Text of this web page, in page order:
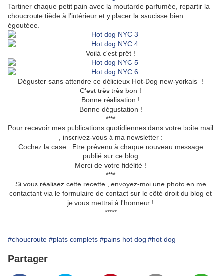
Tartiner chaque petit pain avec la moutarde parfumée, répartir la
choucroute tiède à l'intérieur et y placer la saucisse bien
égoutéee.
Voilà c'est prêt !
Déguster sans attendre ce délicieux Hot-Dog new-yorkais !
C'est très très bon !
Bonne réalisation !
Bonne dégustation !
****
Pour recevoir mes publications quotidiennes dans votre boite mail
, inscrivez-vous à ma newsletter :
Cochez la case : Etre prévenu à chaque nouveau message
publié sur ce blog
Merci de votre fidélité !
****
Si vous réalisez cette recette , envoyez-moi une photo en me
contactant via le formulaire de contact sur le côté droit du blog et
je vous mettrai à l'honneur !
*****
#choucroute #plats complets #pains hot dog #hot dog
Partager